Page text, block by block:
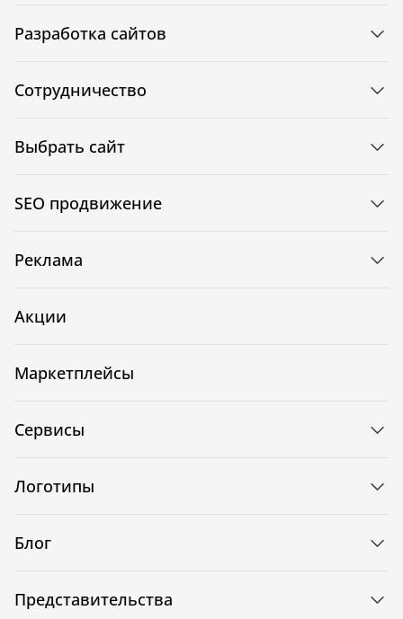
Разработка сайтов
Сотрудничество
Выбрать сайт
SEO продвижение
Реклама
Акции
Маркетплейсы
Сервисы
Логотипы
Блог
Представительства